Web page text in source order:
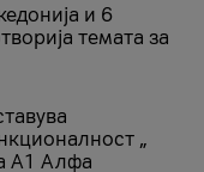
и 6
темата за
„
А1 Алфа